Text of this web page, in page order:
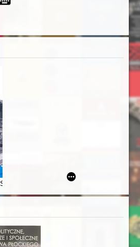
: prestiż finansowy i towarzyski